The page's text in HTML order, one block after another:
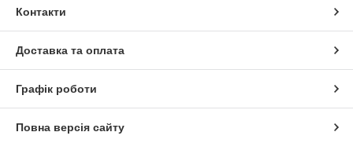
Контакти
Доставка та оплата
Графік роботи
Повна версія сайту